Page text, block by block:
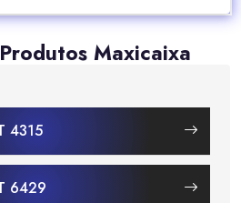
Maxicaixa
4315
6429